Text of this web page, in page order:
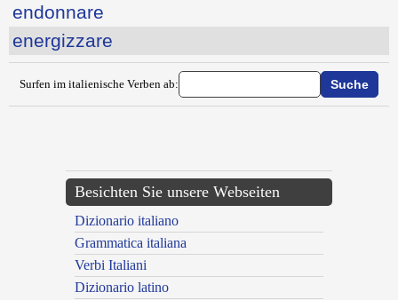
endonnare
energizzare
Surfen im italienische Verben ab:
Besichten Sie unsere Webseiten
Dizionario italiano
Grammatica italiana
Verbi Italiani
Dizionario latino